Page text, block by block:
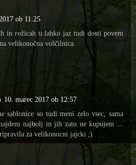
ob 11:25
in rožicah ti lahko jaz tudi dosti povem
velikonočna voščilnica.
10. marec 2017 ob 12:57
sablonice so tudi meni zelo vsec, sama
najbolj in jih zato ne kupujem ...
za velikonocni jajcki ;)